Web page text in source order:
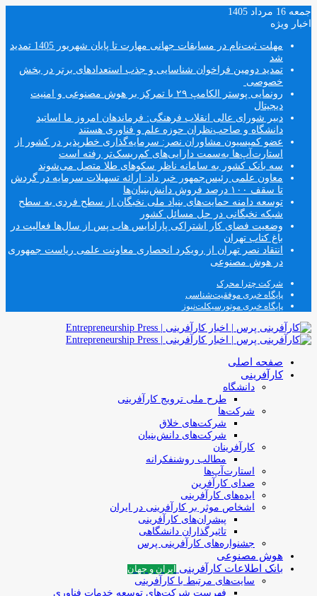
جمعه 16 مرداد 1405
اخبار ویژه
مهلت ثبت‌نام در مسابقات جهانی مهارت تا پایان شهریور 1405 تمدید
شد
تمدید دومین فراخوان شناسایی و جذب استعدادهای برتر در بخش
خصوصی
رونمایی پوستر الکامپ ۲۹ با تمرکز بر هوش مصنوعی و امنیت
دیجیتال
دبیر شورای عالی انقلاب فرهنگی: فرماندهان امروز ما اساتید
دانشگاه و صاحب‌نظران حوزه علم و فناوری هستند
عضو کمیسیون مشاوران نصر: سرمایه‌گذاری خطرپذیر در کشور از
استارت‌آپ‌ها به‌سمت دارایی‌های کم‌ریسک‌تر رفته است
سه بانک کشور به سامانه ناظر سکوهای طلا متصل می‌شوند
معاون علمی رئیس‌جمهور خبر داد: ارائه تسهیلات سرمایه در گردش
تا سقف ۱۰۰ درصد فروش دانش‌بنیان‌ها
توسعه دامنه حمایت‌های بنیاد ملی نخبگان از سطح فردی به سطح
شبکه نخبگانی در حل مسائل کشور
وضعیت فضای کار اشتراکی پارادایس هاب پس از سال‌ها فعالیت در
باغ کتاب تهران
انتقاد نصر تهران از رویکرد انحصاری معاونت علمی ریاست جمهوری
در هوش مصنوعی
شرکت چترا محرک
پایگاه خبری موفقیت‌شناسی
پایگاه خبری موتورسیکلت‌نیوز
صفحه اصلی
کارآفرینی
دانشگاه
طرح ملی ترویج کارآفرینی
شرکت‌ها
شرکت‌های خلاق
شرکت‌های دانش‌بنیان
کارآفرینان
مطالب روشنفکرانه
استارت‌آپ‌ها
صدای کارآفرین
ایده‌های کارآفرینی
اشخاص موثر بر کارآفرینی در ایران
پیشران‌های کارآفرینی
تاثیرگذاران دانشگاهی
جشنواره‌های کارآفرینی‌ پرس
هوش مصنوعی
بانک اطلاعات کارآفرینی
ایران و جهان
سایت‌های مرتبط با کارآفرینی
فهرست شرکت‌های‌‌ توسعه‌ خدمات فناوری